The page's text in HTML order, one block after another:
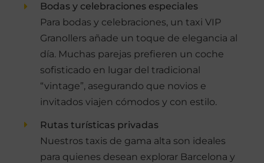
Bodas y celebraciones especiales
Para bodas y celebraciones, un taxi VIP
Granollers añade un toque de elegancia al
día. Muchas parejas prefieren un coche
sofisticado en lugar del tradicional
“vintage”, asegurando que novios e
invitados viajen cómodos y con estilo.
Rutas turísticas privadas
Nuestros taxis de gama alta son ideales
para quienes desean explorar Barcelona y